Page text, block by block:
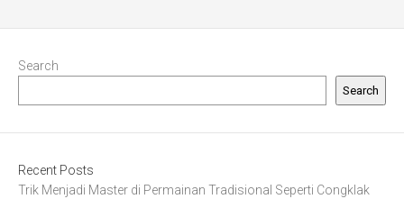
Search
Search
Recent Posts
Trik Menjadi Master di Permainan Tradisional Seperti Congklak